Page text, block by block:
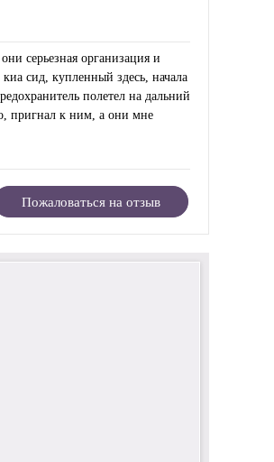
серьезная организация и
сид, купленный здесь, начала
полетел на дальний
пригнал к ним, а они мне
Пожаловаться на отзыв